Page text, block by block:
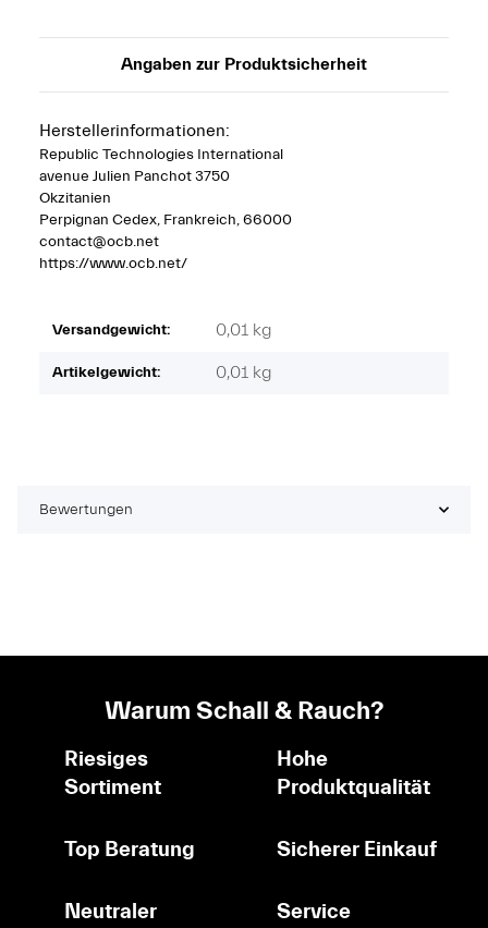
Angaben zur Produktsicherheit
Herstellerinformationen:
Republic Technologies International
avenue Julien Panchot 3750
Okzitanien
Perpignan Cedex, Frankreich, 66000
contact@ocb.net
https://www.ocb.net/
Versandgewicht: 0,01 kg
Artikelgewicht: 0,01 kg
Bewertungen
Warum Schall & Rauch?
Riesiges
Sortiment
Hohe
Produktqualität
Top Beratung Sicherer Einkauf
Neutraler
Service